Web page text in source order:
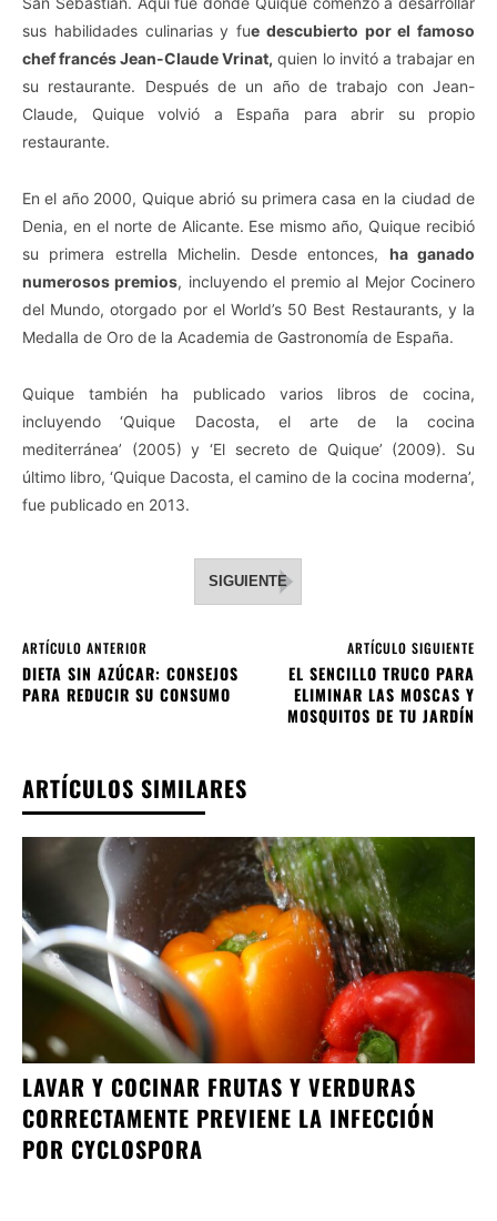
sus habilidades culinarias y fue descubierto por el famoso
chef francés Jean-Claude Vrinat, quien lo invitó a trabajar en
su restaurante. Después de un año de trabajo con Jean-
Claude, Quique volvió a España para abrir su propio
restaurante.
En el año 2000, Quique abrió su primera casa en la ciudad de
Denia, en el norte de Alicante. Ese mismo año, Quique recibió
su primera estrella Michelin. Desde entonces, ha ganado
numerosos premios, incluyendo el premio al Mejor Cocinero
del Mundo, otorgado por el World’s 50 Best Restaurants, y la
Medalla de Oro de la Academia de Gastronomía de España.
Quique también ha publicado varios libros de cocina,
incluyendo ‘Quique Dacosta, el arte de la cocina
mediterránea’ (2005) y ‘El secreto de Quique’ (2009). Su
último libro, ‘Quique Dacosta, el camino de la cocina moderna’,
fue publicado en 2013.
SIGUIENTE
ARTÍCULO ANTERIOR
DIETA SIN AZÚCAR: CONSEJOS
PARA REDUCIR SU CONSUMO
ARTÍCULO SIGUIENTE
EL SENCILLO TRUCO PARA
ELIMINAR LAS MOSCAS Y
MOSQUITOS DE TU JARDÍN
ARTÍCULOS SIMILARES
LAVAR Y COCINAR FRUTAS Y VERDURAS
CORRECTAMENTE PREVIENE LA INFECCIÓN
POR CYCLOSPORA